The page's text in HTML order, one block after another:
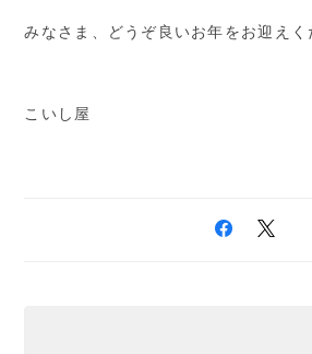
みなさま、どうぞ良いお年をお迎えく
こいし屋